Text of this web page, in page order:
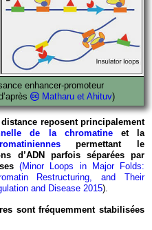
enhancer-promoteur
Matharu et Ahituv)
reposent principalement
de la chromatineet la
permettant le
d’ADN parfois séparées par
(Minor Loops in Major Folds:
Restructuring, and Their
and Disease 2015).
sont fréquemment stabilisées